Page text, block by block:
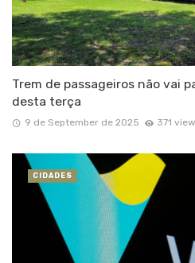
Trem de passageiros não vai
desta terça
9 de September de 2025 371
CIDADES